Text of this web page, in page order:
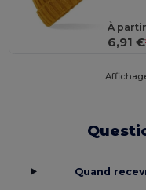
À
6,91 €
Quand